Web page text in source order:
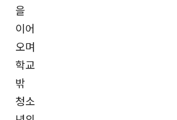
을
이어
오며
학교
밖
청소